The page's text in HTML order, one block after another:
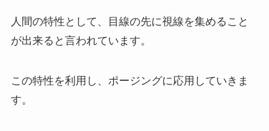
人間の特性として、目線の先に視線を集めること
が出来ると言われています。
この特性を利用し、ポージングに応用していきま
す。